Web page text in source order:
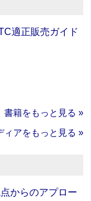
適正販売ガイド
書籍をもっと見る »
ィアをもっと見る »
からのアプロー